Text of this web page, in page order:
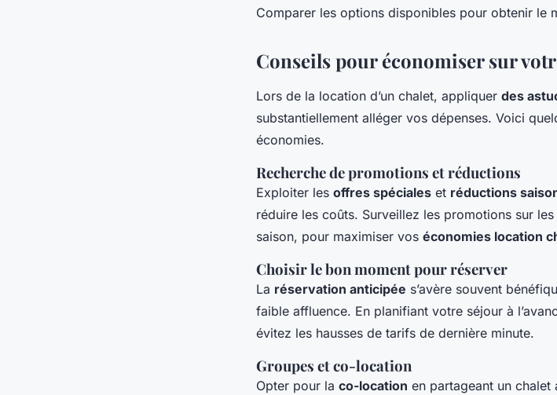
Comparer les options disponibles pour obtenir le
Conseils pour économiser sur
Lors de la location d’un chalet, appliquer des
substantiellement alléger vos dépenses. Voici
économies.
Recherche de promotions et réductions
Exploiter les offres spéciales et réductions
réduire les coûts. Surveillez les promotions sur
saison, pour maximiser vos économies location
Choisir le bon moment pour réserver
La réservation anticipée s’avère souvent
faible affluence. En planifiant votre séjour à
évitez les hausses de tarifs de dernière minute.
Groupes et co-location
Opter pour la co-location en partageant un